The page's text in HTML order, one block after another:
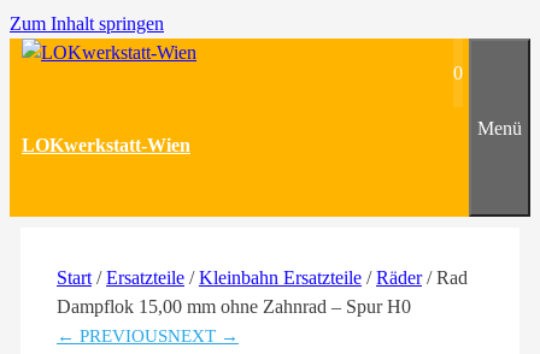
Zum Inhalt springen
LOKwerkstatt-Wien
0
Menü
Start /Ersatzteile /Kleinbahn Ersatzteile /Räder/ Rad
Dampflok 15,00 mm ohne Zahnrad – Spur H0
← PREVIOUSNEXT →